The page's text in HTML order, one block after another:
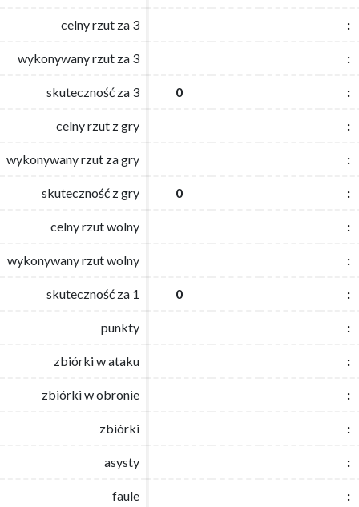
celny rzut za 3 :
wykonywany rzut za 3 :
skuteczność za 3 0 :
celny rzut z gry :
wykonywany rzut za gry :
skuteczność z gry 0 :
celny rzut wolny :
wykonywany rzut wolny :
skuteczność za 1 0 :
punkty :
zbiórki w ataku :
zbiórki w obronie :
zbiórki :
asysty :
faule :
celny rzut za 3 :
wykonywany rzut za 3 :
skuteczność za 3 0 :
celny rzut z gry :
wykonywany rzut za gry :
skuteczność z gry 0 :
celny rzut wolny :
wykonywany rzut wolny :
skuteczność za 1 0 :
punkty :
zbiórki w ataku :
zbiórki w obronie :
zbiórki :
asysty :
faule :